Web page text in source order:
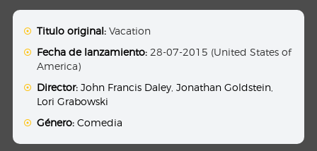
Titulo original: Vacation
Fecha de lanzamiento: 28-07-2015 (United States of
America)
Director: John Francis Daley ,Jonathan Goldstein
Lori Grabowski
Género: Comedia